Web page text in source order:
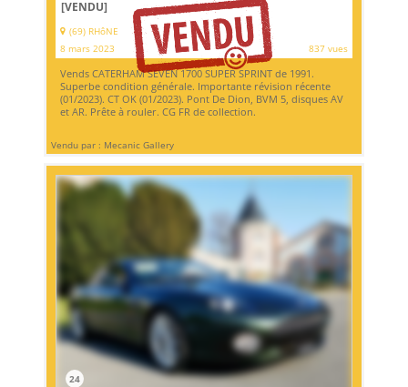
[VENDU]
(69) RHôNE
8 mars 2023
837 vues
Vends CATERHAM SEVEN 1700 SUPER SPRINT de 1991.
Superbe condition générale. Importante révision récente
(01/2023). CT OK (01/2023). Pont De Dion, BVM 5, disques AV
et AR. Prête à rouler. CG FR de collection.
Vendu par : Mecanic Gallery
24